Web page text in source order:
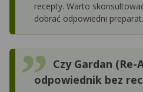
recepty. Warto
dobrać odpowiedni preparat.
Czy Gardan (Re-
odpowiednik bez